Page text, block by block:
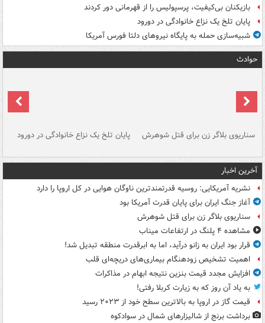
بازیکنان بی‌کیفیت، پرسپولیس را از قهرمانی دور کردند
پایان تلخ یک نزاع خانوادگی در دورود
شبیه‌سازی حمله به پایگاه نیروهای دلتا فورس آمریکا
حوادث
سناریوی بلاگر زن برای قتل شوهرش پایان تلخ یک نزاع خانوادگی در دورود
آخرین اخبار
نشریه آمریکایی: روسیه قدرتمندترین ناوگان هوایی در کل اروپا را دارد
آغاز جنگ ایران برای پایان قدرت آمریکا بود
سناریوی بلاگر زن برای قتل شوهرش
مشاهده ۴ پلنگ در ارتفاعات میناب
قرار بود ایران به زانو درآید، اما به ابرقدرت منطقه تبدیل شد!
اهمیت تشخیص زودهنگام بیماری‌های دریچه‌ای قلب
افزایش مجدد قیمت بنزین نتیجه ابهام در مذاکرات
به یاد آن روز که به زیارت کربلا رفتی!
قیمت گاز در اروپا به بالاترین سطح خود از ۲۰۲۳ رسید
برداشت برنج از شالیزارهای شمال در سوادکوه